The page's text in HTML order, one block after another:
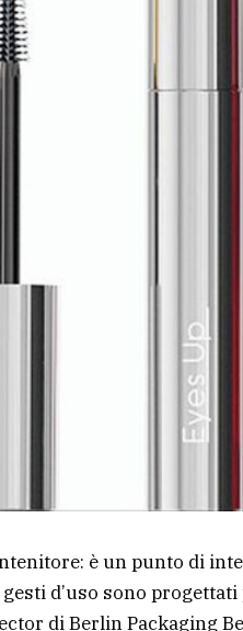
è un punto di
d’uso sono
di Berlin Packaging